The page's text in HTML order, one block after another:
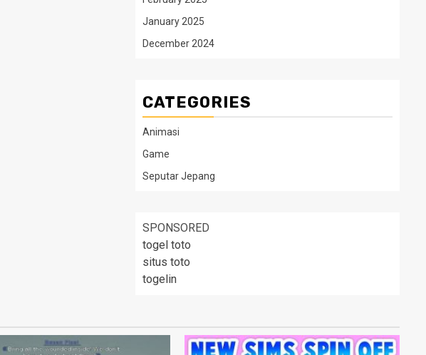
January 2025
December 2024
CATEGORIES
Animasi
Game
Seputar Jepang
SPONSORED
togel toto
situs toto
togelin